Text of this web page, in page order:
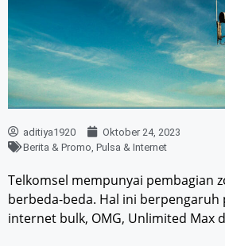
aditiya1920
Oktober 24, 2023
Berita & Promo Pulsa & Internet
Telkomsel mempunyai pembagian
berbeda-beda. Hal ini berpengaruh
internet bulk, OMG, Unlimited Max